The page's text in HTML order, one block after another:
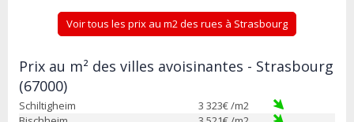
Voir tous les prix au m2 des rues à Strasbourg
Prix au m² des villes avoisinantes - Strasbourg
(67000)
Schiltigheim 3 323€ /m2